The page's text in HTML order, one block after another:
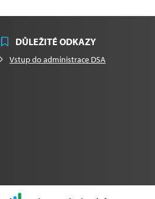
DŮLEŽITÉ ODKAZY
Vstup do administrace DSA